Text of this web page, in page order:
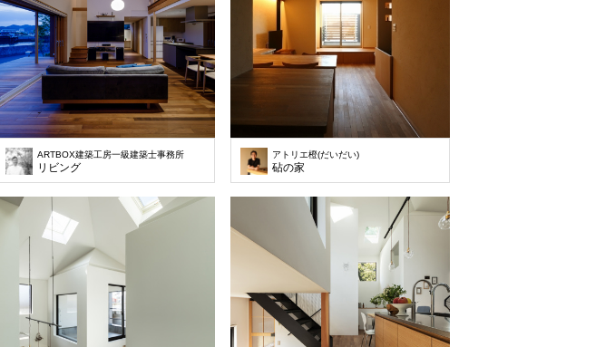
ARTBOX建築工房一級建築士事務所
リビング
アトリエ橙(だいだい)
砧の家